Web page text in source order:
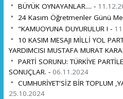
BÜYÜK OYNAYANLAR.... -
24 Kasım Öğretmenler Günü
"KAMUOYUNA DUYURULUR ! -
10 KASIM MESAJI MİLLİ YOL
YARDIMCISI MUSTAFA MURAT
PARTİ SORUNU: TÜRKİYE
SONUÇLAR. - 06.11.2024
CUMHURİYET'SİZ BİR TOPLUM
25.10.2024